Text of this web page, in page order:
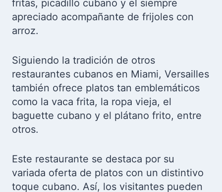
fritas, picadillo cubano y el siempre
apreciado acompañante de frijoles con
arroz.
Siguiendo la tradición de otros
restaurantes cubanos en Miami, Versailles
también ofrece platos tan emblemáticos
como la vaca frita, la ropa vieja, el
baguette cubano y el plátano frito, entre
otros.
Este restaurante se destaca por su
variada oferta de platos con un distintivo
toque cubano. Así, los visitantes pueden